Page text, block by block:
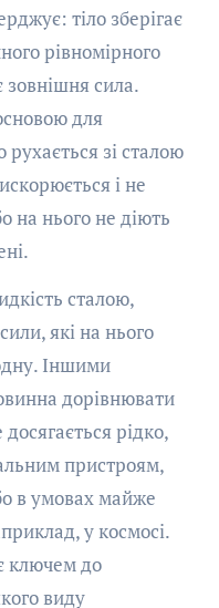
тіло зберігає
рівномірного
зовнішня сила.
для
рухається зі сталою
і не
на нього не діють
сталою,
які на нього
Іншими
дорівнювати
рідко,
пристроям,
в умовах майже
у космосі.
ключем до
виду